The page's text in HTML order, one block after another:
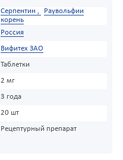
Серпентин ,
Раувольфии
корень
Россия
Вифитех ЗАО
Таблетки
2 мг
3 года
20 шт
Рецептурный препарат